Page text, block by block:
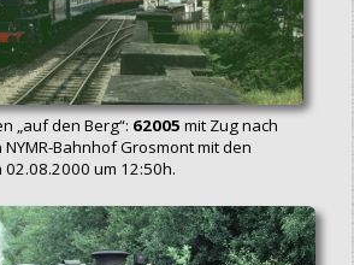
„auf den Berg“: 62005 mit Zug nach
Bahnhof Grosmont mit den
um 12:50h.